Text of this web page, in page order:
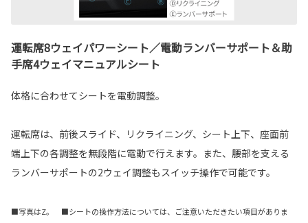
運転席8ウェイパワーシート／電動ランバーサポート＆助
手席4ウェイマニュアルシート
体格に合わせてシートを電動調整。
運転席は、前後スライド、リクライニング、シート上下、座面前
端上下の各調整を無段階に電動で行えます。また、腰部を支える
ランバーサポートの2ウェイ調整もスイッチ操作で可能です。
■写真はZ。 ■シートの操作方法については、ご注意いただきたい項目がありま